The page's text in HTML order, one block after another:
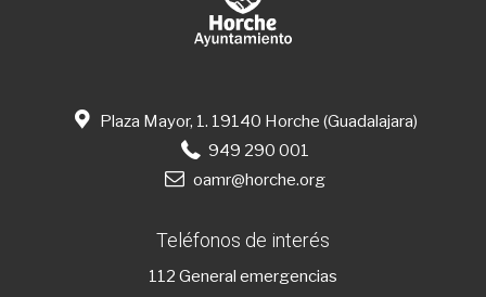
Plaza Mayor, 1. 19140 Horche (Guadalajara)
949 290 001
oamr@horche.org
Teléfonos de interés
112 General emergencias